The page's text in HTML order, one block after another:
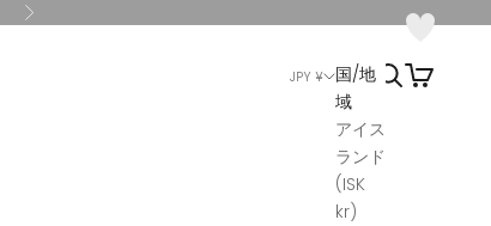
次へ
JPY ¥
国/地
域
アイス
ランド
(ISK
kr)
検索カート